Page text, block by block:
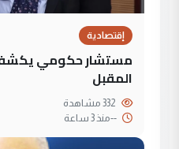
إقتصادية
مستشار حكومي يكشف
المقبل
--منذ 3 ساعة